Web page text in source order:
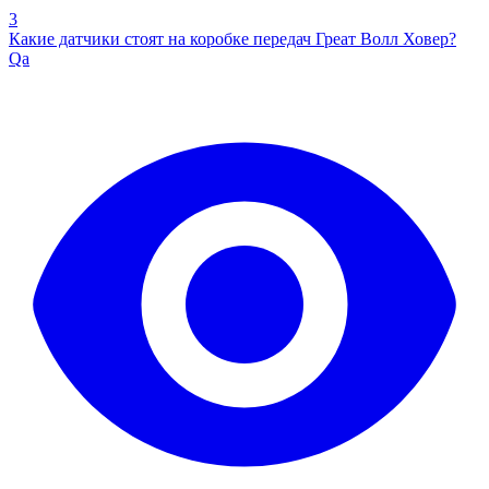
3
Какие датчики стоят на коробке передач Греат Волл Ховер?
Qa